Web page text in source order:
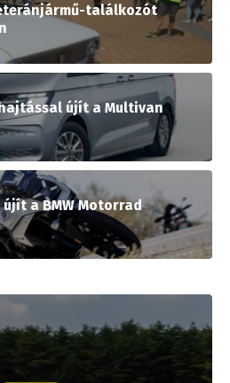
találkozót
újít a Multivan
a BMW Motorrad